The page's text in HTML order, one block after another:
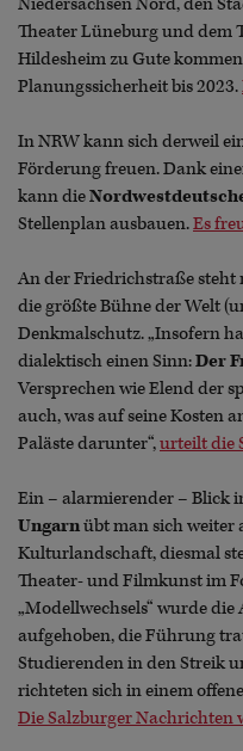
Niedersachsen Nord, den
Theater Lüneburg und dem
Hildesheim zu Gute
Planungssicherheit bis 2023.
In NRW kann sich derweil
Förderung freuen. Dank
kann die
Stellenplan ausbauen.Es
An der Friedrichstraße steht
die größte Bühne der Welt
Denkmalschutz. „Insofern
dialektisch einen Sinn:Der
Versprechen wie Elend der
auch, was auf seine Kosten
Paläste darunter“,urteilt die
Ein – alarmierender – Blick
Ungarnübt man sich weiter
Kulturlandschaft, diesmal
Theater- und Filmkunst im
„Modellwechsels“ wurde
aufgehoben, die Führung
Studierenden in den Streik
richteten sich in einem
Die Salzburger Nachrichten